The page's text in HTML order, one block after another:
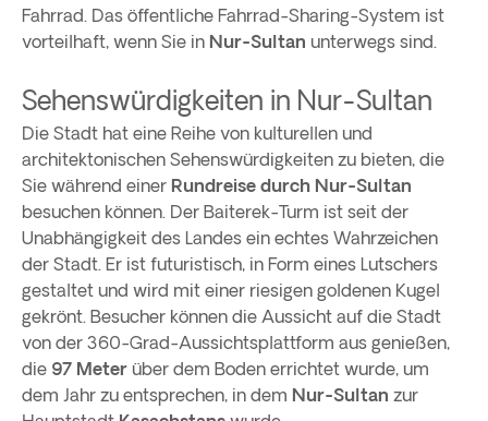
Fahrrad. Das öffentliche Fahrrad-Sharing-System ist
vorteilhaft, wenn Sie in Nur-Sultan unterwegs sind.
Sehenswürdigkeiten in Nur-Sultan
Die Stadt hat eine Reihe von kulturellen und
architektonischen Sehenswürdigkeiten zu bieten, die
Sie während einer Rundreise durch Nur-Sultan
besuchen können. Der Baiterek-Turm ist seit der
Unabhängigkeit des Landes ein echtes Wahrzeichen
der Stadt. Er ist futuristisch, in Form eines Lutschers
gestaltet und wird mit einer riesigen goldenen Kugel
gekrönt. Besucher können die Aussicht auf die Stadt
von der 360-Grad-Aussichtsplattform aus genießen,
die 97 Meter über dem Boden errichtet wurde, um
dem Jahr zu entsprechen, in dem Nur-Sultan zur